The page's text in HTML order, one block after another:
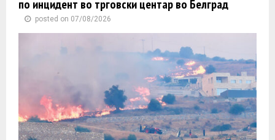
по инцидент во трговски центар во Белград
posted on 07/08/2026